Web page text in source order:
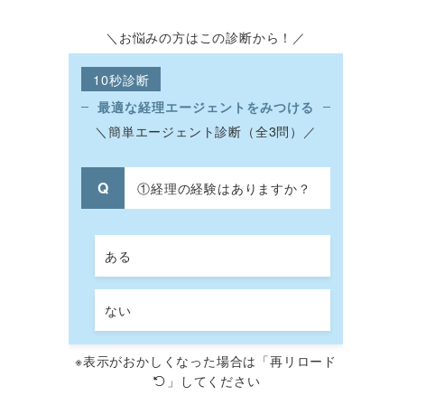
＼お悩みの方はこの診断から！／
10秒診断
最適な経理エージェントをみつける
＼簡単エージェント診断（全3問）／
①経理の経験はありますか？
ある
ない
※表示がおかしくなった場合は「再リロード
」してください